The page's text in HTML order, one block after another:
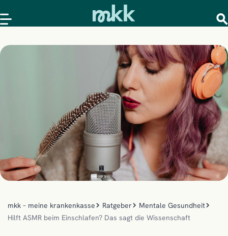
mkk – meine krankenkasse Ratgeber
Mentale Gesundheit
Hilft ASMR beim Einschlafen? Das sagt die Wissenschaft